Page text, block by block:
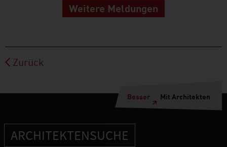
Weitere Meldungen
Zurück
Besser Mit Architekten
ARCHITEKTENSUCHE